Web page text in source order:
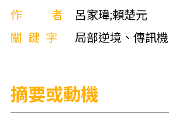
作者
呂家瑋;賴楚元
關鍵字
局部逆境、傳訊
摘要或動機